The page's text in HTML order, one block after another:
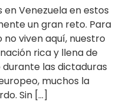
Venezuela en estos
un gran reto. Para
no viven aquí, nuestro
rica y llena de
las dictaduras
muchos la
Sin […]